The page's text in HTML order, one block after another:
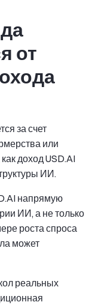
от
за счет
или
доход USD.AI
ИИ.
напрямую
ИИ, а не только
роста спроса
может
реальных